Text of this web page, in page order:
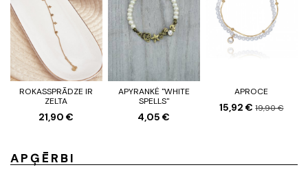
ROKASSPRĀDZE IR
ZELTA
21,90 €
APYRANKĖ "WHITE
SPELLS"
4,05 €
APROCE
15,92 €19,90 €
APĢĒRBI